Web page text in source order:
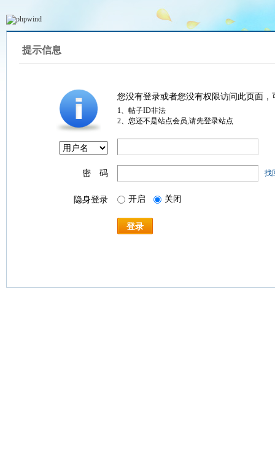
提示信息
您没有登录或者您没有权限访问此页面
1、帖子ID非法
2、您还不是站点会员,请先登录站点
密 码 找
隐身登录 开启 关闭
登录